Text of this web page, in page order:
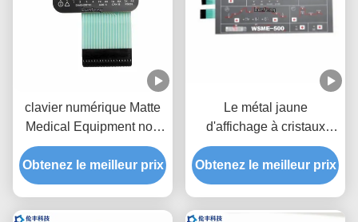
clavier numérique Matte
Medical Equipment non
tactile de membrane de
3M467 LED
Obtenez le meilleur prix
Le métal jaune
d'affichage à cristaux
liquides de clavier
numérique de membrane
de LED couvre d'un dôme
Obtenez le meilleur prix